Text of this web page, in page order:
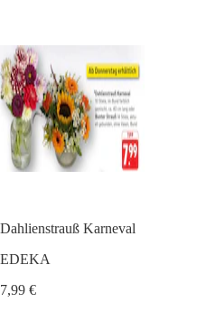
Dahlienstrauß Karneval
EDEKA
7,99 €